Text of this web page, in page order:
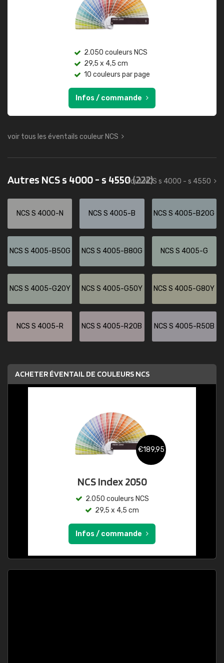
2.050 couleurs NCS
29,5 x 4,5 cm
10 couleurs par page
Infos / commande
voir tous les éventails couleur NCS
Autres NCS s 4000 - s 4550(222)
tout NCS s 4000 - s 4550
NCS S 4000-N NCS S 4005-B NCS S 4005-B20G
NCS S 4005-B50G NCS S 4005-B80G NCS S 4005-G
NCS S 4005-G20Y NCS S 4005-G50Y NCS S 4005-G80Y
NCS S 4005-R NCS S 4005-R20B NCS S 4005-R50B
ACHETER ÉVENTAIL DE COULEURS NCS
€189,95
NCS Index 2050
2.050 couleurs NCS
29,5 x 4,5 cm
Infos / commande